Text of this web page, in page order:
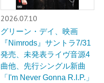
2026.07.10
グリーン・デイ、映画
『Nimrods』サントラ7/31
発売、未発表ライヴ音源4
曲他、先行シングル新曲
「I'm Never Gonna R.I.P.」